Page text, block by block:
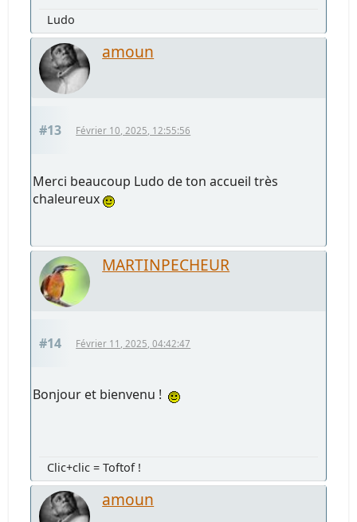
Ludo
amoun
#13 Février 10, 2025, 12:55:56
Merci beaucoup Ludo de ton accueil très
chaleureux
MARTINPECHEUR
#14 Février 11, 2025, 04:42:47
Bonjour et bienvenu !
Clic+clic = Toftof !
amoun